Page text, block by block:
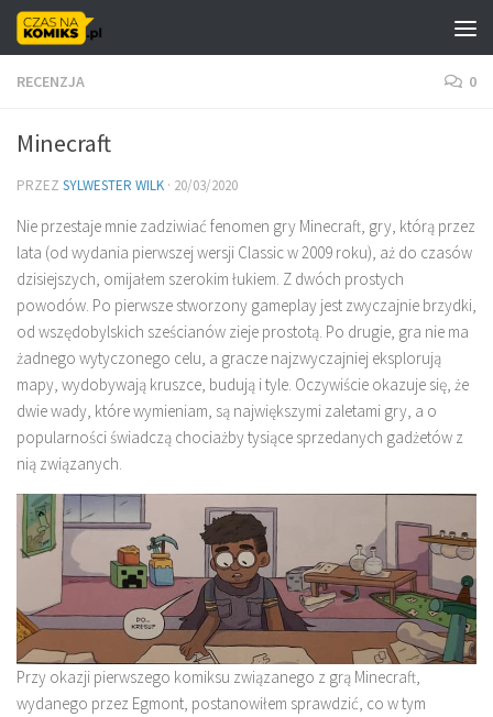
Skip to content
RECENZJA 0
Minecraft
PRZEZ SYLWESTER WILK · 20/03/2020
Nie przestaje mnie zadziwiać fenomen gry Minecraft, gry, którą przez
lata (od wydania pierwszej wersji Classic w 2009 roku), aż do czasów
dzisiejszych, omijałem szerokim łukiem. Z dwóch prostych
powodów. Po pierwsze stworzony gameplay jest zwyczajnie brzydki,
od wszędobylskich sześcianów zieje prostotą. Po drugie, gra nie ma
żadnego wytyczonego celu, a gracze najzwyczajniej eksplorują
mapy, wydobywają kruszce, budują i tyle. Oczywiście okazuje się, że
dwie wady, które wymieniam, są największymi zaletami gry, a o
popularności świadczą chociażby tysiące sprzedanych gadżetów z
nią związanych.
Przy okazji pierwszego komiksu związanego z grą Minecraft,
wydanego przez Egmont, postanowiłem sprawdzić, co w tym